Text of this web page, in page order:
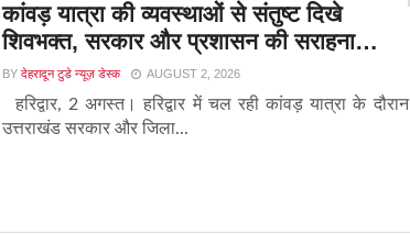
कांवड़ यात्रा की व्यवस्थाओं से संतुष्ट दिखे
शिवभक्त, सरकार और प्रशासन की सराहना…
BY देहरादून टुडे न्यूज़ डेस्क AUGUST 2, 2026
हरिद्वार, 2 अगस्त। हरिद्वार में चल रही कांवड़ यात्रा के दौरान
उत्तराखंड सरकार और जिला...